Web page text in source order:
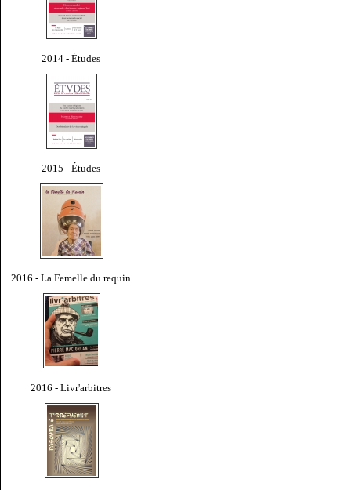
2014 - Études
2015 - Études
2016 - La Femelle du requin
2016 - Livr'arbitres